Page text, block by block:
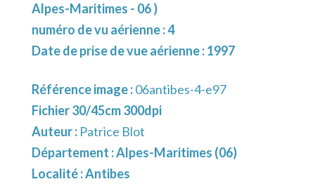
Alpes-Maritimes - 06 )
numéro de vu aérienne : 4
Date de prise de vue aérienne : 1997
Référence image :06antibes-4-e97
Fichier 30/45cm 300dpi
Auteur : Patrice Blot
Département :Alpes-Maritimes (06)
Localité :Antibes